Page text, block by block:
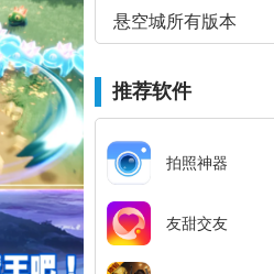
悬空城所有版本
推荐软件
拍照神器
友甜交友